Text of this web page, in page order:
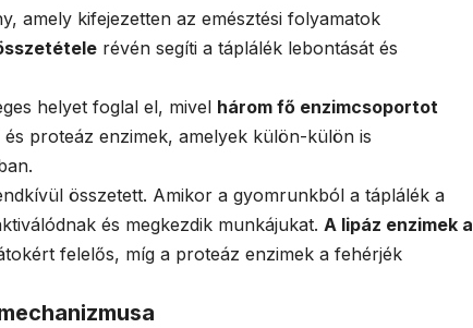
amely kifejezetten az emésztési folyamatok
révén segíti a táplálék lebontását és
helyet foglal el, mivel három fő enzimcsoportot
proteáz enzimek, amelyek külön-külön is
összetett. Amikor a gyomrunkból a táplálék a
és megkezdik munkájukat. A lipáz enzimek a
felelős, míg a proteáz enzimek a fehérjék